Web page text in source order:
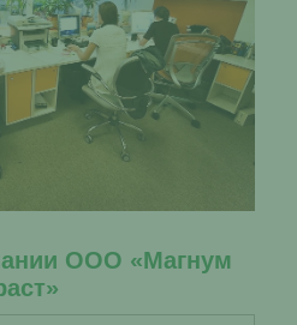
ООО «Магнум